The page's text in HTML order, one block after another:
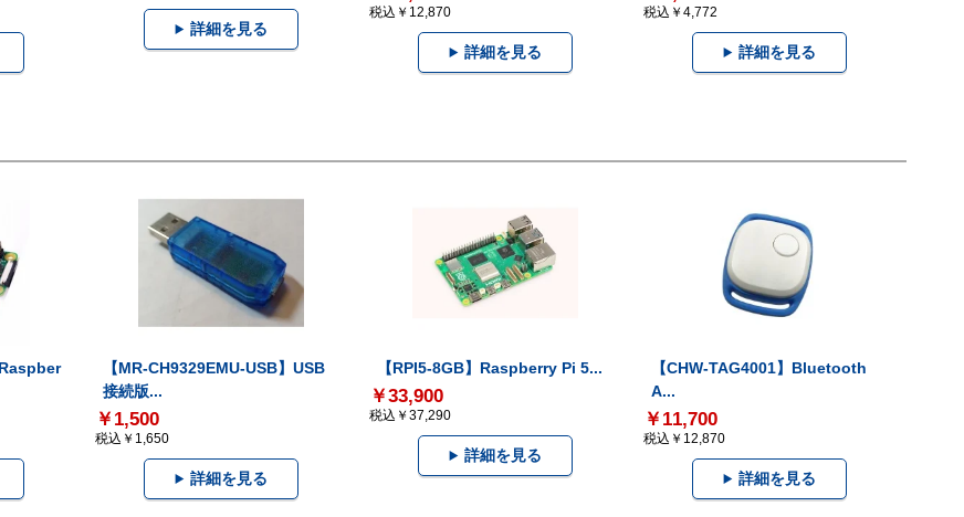
詳細を見る
税込￥12,870
詳細を見る
税込￥4,772
詳細を見る
【MR-CH9329EMU-USB】USB
接続版...
￥1,500
税込￥1,650
詳細を見る
【RPI5-8GB】Raspberry Pi 5...
￥33,900
税込￥37,290
詳細を見る
【CHW-TAG4001】Bluetooth
A...
￥11,700
税込￥12,870
詳細を見る